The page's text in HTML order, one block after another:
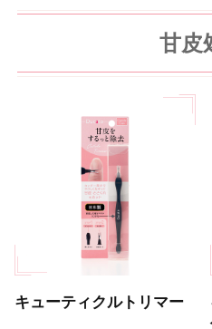
甘皮
キューティクルトリマー